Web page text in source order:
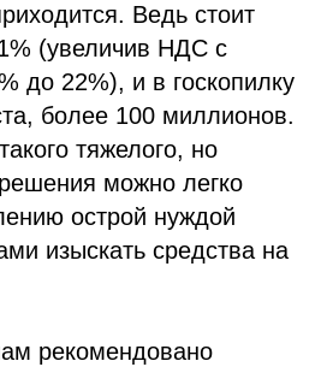
Ведь стоит
(увеличив НДС с
до 22%), и в госкопилку
более 100 миллионов.
тяжелого, но
можно легко
острой нуждой
изыскать средства на
рекомендовано